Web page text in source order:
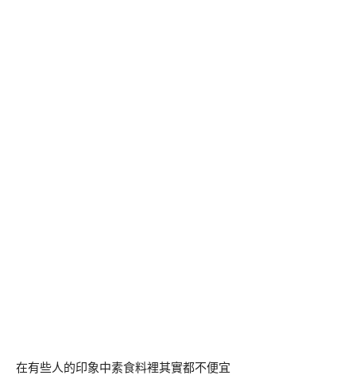
在有些人的印象中素食料裡其實都不便宜